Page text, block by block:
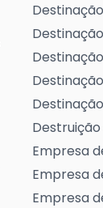
Empresa
Empresa
Empresa